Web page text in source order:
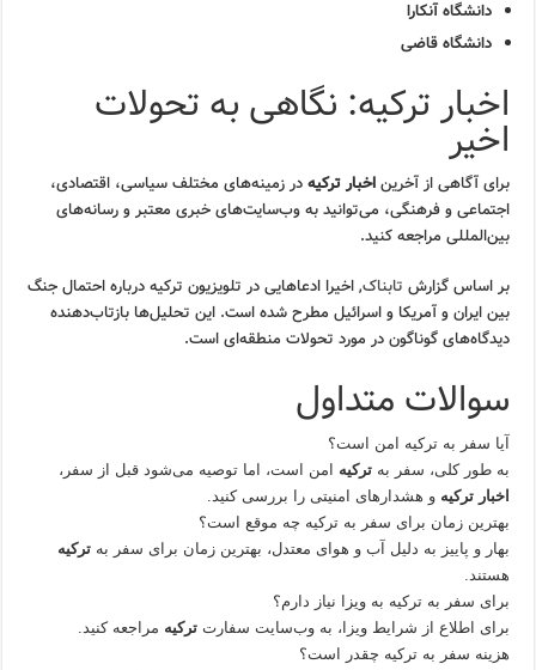
دانشگاه آنکارا
دانشگاه قاضی
اخبار ترکیه: نگاهی به تحولات
اخیر
برای آگاهی از آخریناخبار ترکیهدر زمینه‌های مختلف سیاسی، اقتصادی،
اجتماعی و فرهنگی، می‌توانید به وب‌سایت‌های خبری معتبر و رسانه‌های
بین‌المللی مراجعه کنید.
بر اساس گزارش تابناک, اخیرا ادعاهایی در تلویزیون ترکیه درباره احتمال جنگ
بین ایران و آمریکا و اسرائیل مطرح شده است. این تحلیل‌ها بازتاب‌دهنده
دیدگاه‌های گوناگون در مورد تحولات منطقه‌ای است.
سوالات متداول
آیا سفر به ترکیه امن است؟
به طور کلی، سفر بهترکیه امن است، اما توصیه می‌شود قبل از سفر،
اخبار ترکیه و هشدارهای امنیتی را بررسی کنید.
بهترین زمان برای سفر به ترکیه چه موقع است؟
بهار و پاییز به دلیل آب و هوای معتدل، بهترین زمان برای سفر بهترکیه
هستند.
برای سفر به ترکیه به ویزا نیاز دارم؟
برای اطلاع از شرایط ویزا، به وب‌سایت سفارتترکیه مراجعه کنید.
هزینه سفر به ترکیه چقدر است؟